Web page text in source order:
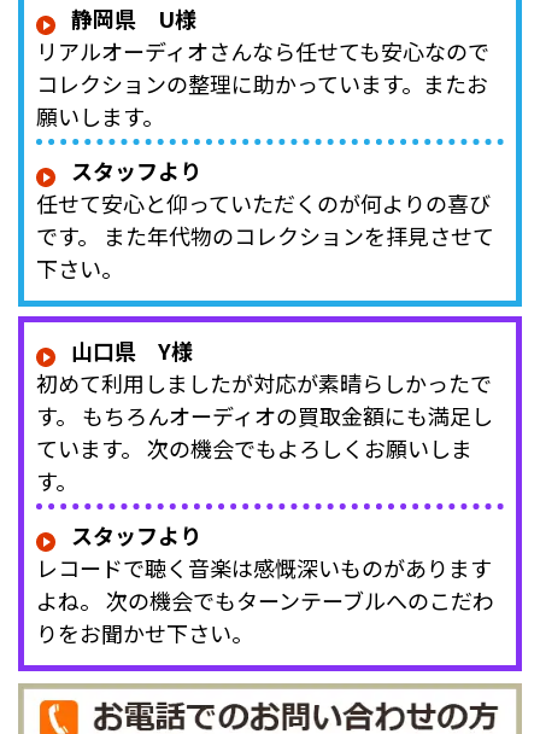
静岡県 U様
リアルオーディオさんなら任せても安心なので
コレクションの整理に助かっています。またお
願いします。
スタッフより
任せて安心と仰っていただくのが何よりの喜び
です。 また年代物のコレクションを拝見させて
下さい。
山口県 Y様
初めて利用しましたが対応が素晴らしかったで
す。 もちろんオーディオの買取金額にも満足し
ています。 次の機会でもよろしくお願いしま
す。
スタッフより
レコードで聴く音楽は感慨深いものがあります
よね。 次の機会でもターンテーブルへのこだわ
りをお聞かせ下さい。